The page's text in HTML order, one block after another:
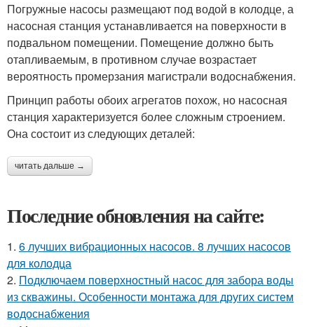
Погружные насосы размещают под водой в колодце, а
насосная станция устанавливается на поверхности в
подвальном помещении. Помещение должно быть
отапливаемым, в противном случае возрастает
вероятность промерзания магистрали водоснабжения.
Принцип работы обоих агрегатов похож, но насосная
станция характеризуется более сложным строением.
Она состоит из следующих деталей:
читать дальше →
Последние обновления на сайте:
1. 6 лучших вибрационных насосов. 8 лучших насосов
для колодца
2. Подключаем поверхностный насос для забора воды
из скважины. Особенности монтажа для других систем
водоснабжения